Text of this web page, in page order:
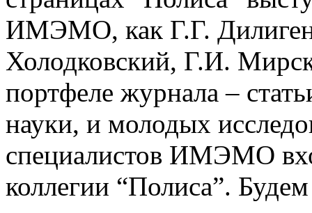
ИМЭМО, как Г.Г.
Холодковский, Г.И.
портфеле журнала –
науки, и молодых
специалистов ИМЭМО
коллегии “Полиса”.